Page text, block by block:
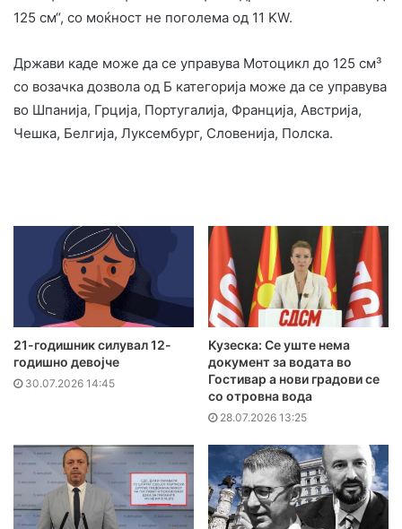
125 см“, со моќност не поголема од 11 KW.
Држави каде може да се управува Мотоцикл до 125 см³
со возачка дозвола од Б категорија може да се управува
во Шпанија, Грција, Португалија, Франција, Австрија,
Чешка, Белгија, Луксембург, Словенија, Полска.
21-годишник силувал 12-
годишно девојче
30.07.2026 14:45
Кузеска: Се уште нема
документ за водата во
Гостивар а нови градови се
со отровна вода
28.07.2026 13:25